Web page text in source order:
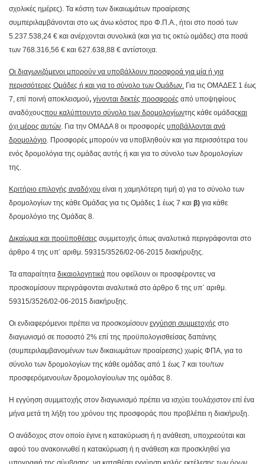
σχολικές ημέρες). Τα κόστη των δικαιωμάτων προαίρεσης
συμπεριλαμβάνονται στο ως άνω κόστος προ Φ.Π.Α., ήτοι στο ποσό των
5.237.538,24 € και ανέρχονται συνολικά (και για τις οκτώ ομάδες) στα ποσά
των 768.316,56 € και 627.638,88 € αντίστοιχα.
Οι διαγωνιζόμενοι μπορούν να υποβάλλουν προσφορά για μία ή για
περισσότερες Ομάδες ή και για το σύνολο των Ομάδων. Για τις ΟΜΑΔΕΣ 1 έως
7, επί ποινή αποκλεισμού, γίνονται δεκτές προσφορές από υποψηφίους
αναδόχουςπου καλύπτουντο σύνολο των δρομολογίωντης κάθε ομάδαςκαι
όχι μέρος αυτών. Για την ΟΜΑΔΑ 8 οι προσφορές υποβάλλονται ανά
δρομολόγιο. Προσφορές μπορούν να υποβληθούν και για περισσότερα του
ενός δρομολόγια της ομάδας αυτής ή και για το σύνολο των δρομολογίων
της.
Κριτήριο επιλογής αναδόχου είναι η χαμηλότερη τιμή α) για το σύνολο των
δρομολογίων της κάθε Ομάδας για τις Ομάδες 1 έως 7 και β) για κάθε
δρομολόγιο της Ομάδας 8.
Δικαίωμα και προϋποθέσεις συμμετοχής όπως αναλυτικά περιγράφονται στο
άρθρο 4 της υπ΄ αριθμ. 59315/3526/02-06-2015 διακήρυξης.
Τα απαραίτητα δικαιολογητικά που οφείλουν οι προσφέροντες να
προσκομίσουν περιγράφονται αναλυτικά στο άρθρο 6 της υπ΄ αριθμ.
59315/3526/02-06-2015 διακήρυξης.
Οι ενδιαφερόμενοι πρέπει να προσκομίσουν εγγύηση συμμετοχής στο
διαγωνισμό σε ποσοστό 2% επί της προϋπολογισθείσας δαπάνης
(συμπεριλαμβανομένων των δικαιωμάτων προαίρεσης) χωρίς ΦΠΑ, για το
σύνολο των δρομολογίων της κάθε ομάδας από 1 έως 7 και του/των
προσφερόμενου/ων δρομολογίου/ων της ομάδας 8.
Η εγγύηση συμμετοχής στον διαγωνισμό πρέπει να ισχύει τουλάχιστον επί ένα
μήνα μετά τη λήξη του χρόνου της προσφοράς που προβλέπει η διακήρυξη.
Ο ανάδοχος στον οποίο έγινε η κατακύρωση ή η ανάθεση, υποχρεούται και
αφού του ανακοινωθεί η κατακύρωση ή η ανάθεση και προσκληθεί για